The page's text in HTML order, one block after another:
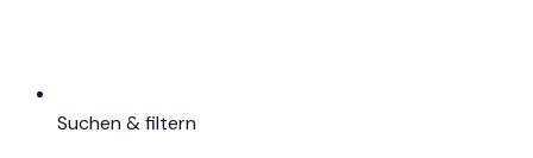
Suchen & filtern